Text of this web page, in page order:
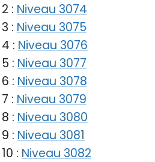
: Niveau 3074
: Niveau 3075
: Niveau 3076
: Niveau 3077
: Niveau 3078
: Niveau 3079
: Niveau 3080
: Niveau 3081
: Niveau 3082